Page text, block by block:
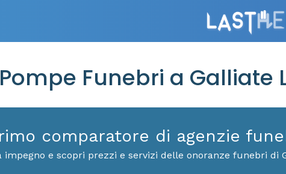
Funebri a Galliate
comparatore di agenzie
impegno e scopri prezzi e servizi delle onoranze funebri di